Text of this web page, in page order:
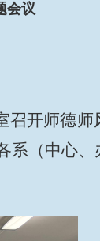
会议
召开师德师
系（中心、